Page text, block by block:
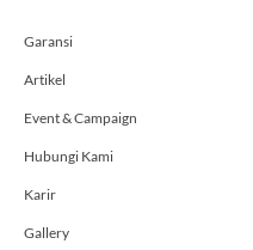
f
Garansi
Artikel
Event & Campaign
Hubungi Kami
Karir
Gallery